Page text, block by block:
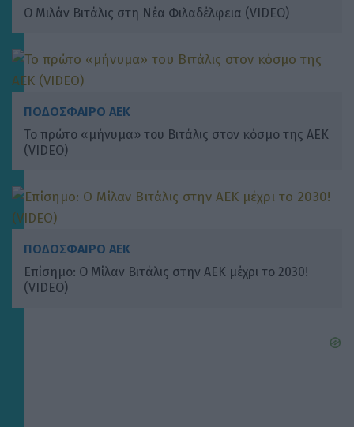
Ο Μιλάν Βιτάλις στη Νέα Φιλαδέλφεια (VIDEO)
ΠΟΔΟΣΦΑΙΡΟ ΑΕΚ
Το πρώτο «μήνυμα» του Βιτάλις στον κόσμο της ΑΕΚ
(VIDEO)
ΠΟΔΟΣΦΑΙΡΟ ΑΕΚ
Επίσημο: Ο Μίλαν Βιτάλις στην ΑΕΚ μέχρι το 2030!
(VIDEO)